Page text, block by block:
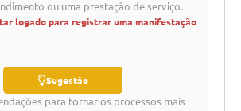
ou uma prestação de serviço.
logado para registrar uma manifestação
Sugestão
para tornar os processos mais